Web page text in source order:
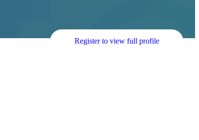
Register to view full profile